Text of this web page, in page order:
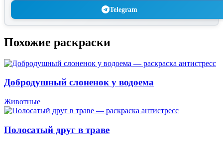
Telegram
Похожие раскраски
Добродушный слоненок у водоема
Животные
Полосатый друг в траве